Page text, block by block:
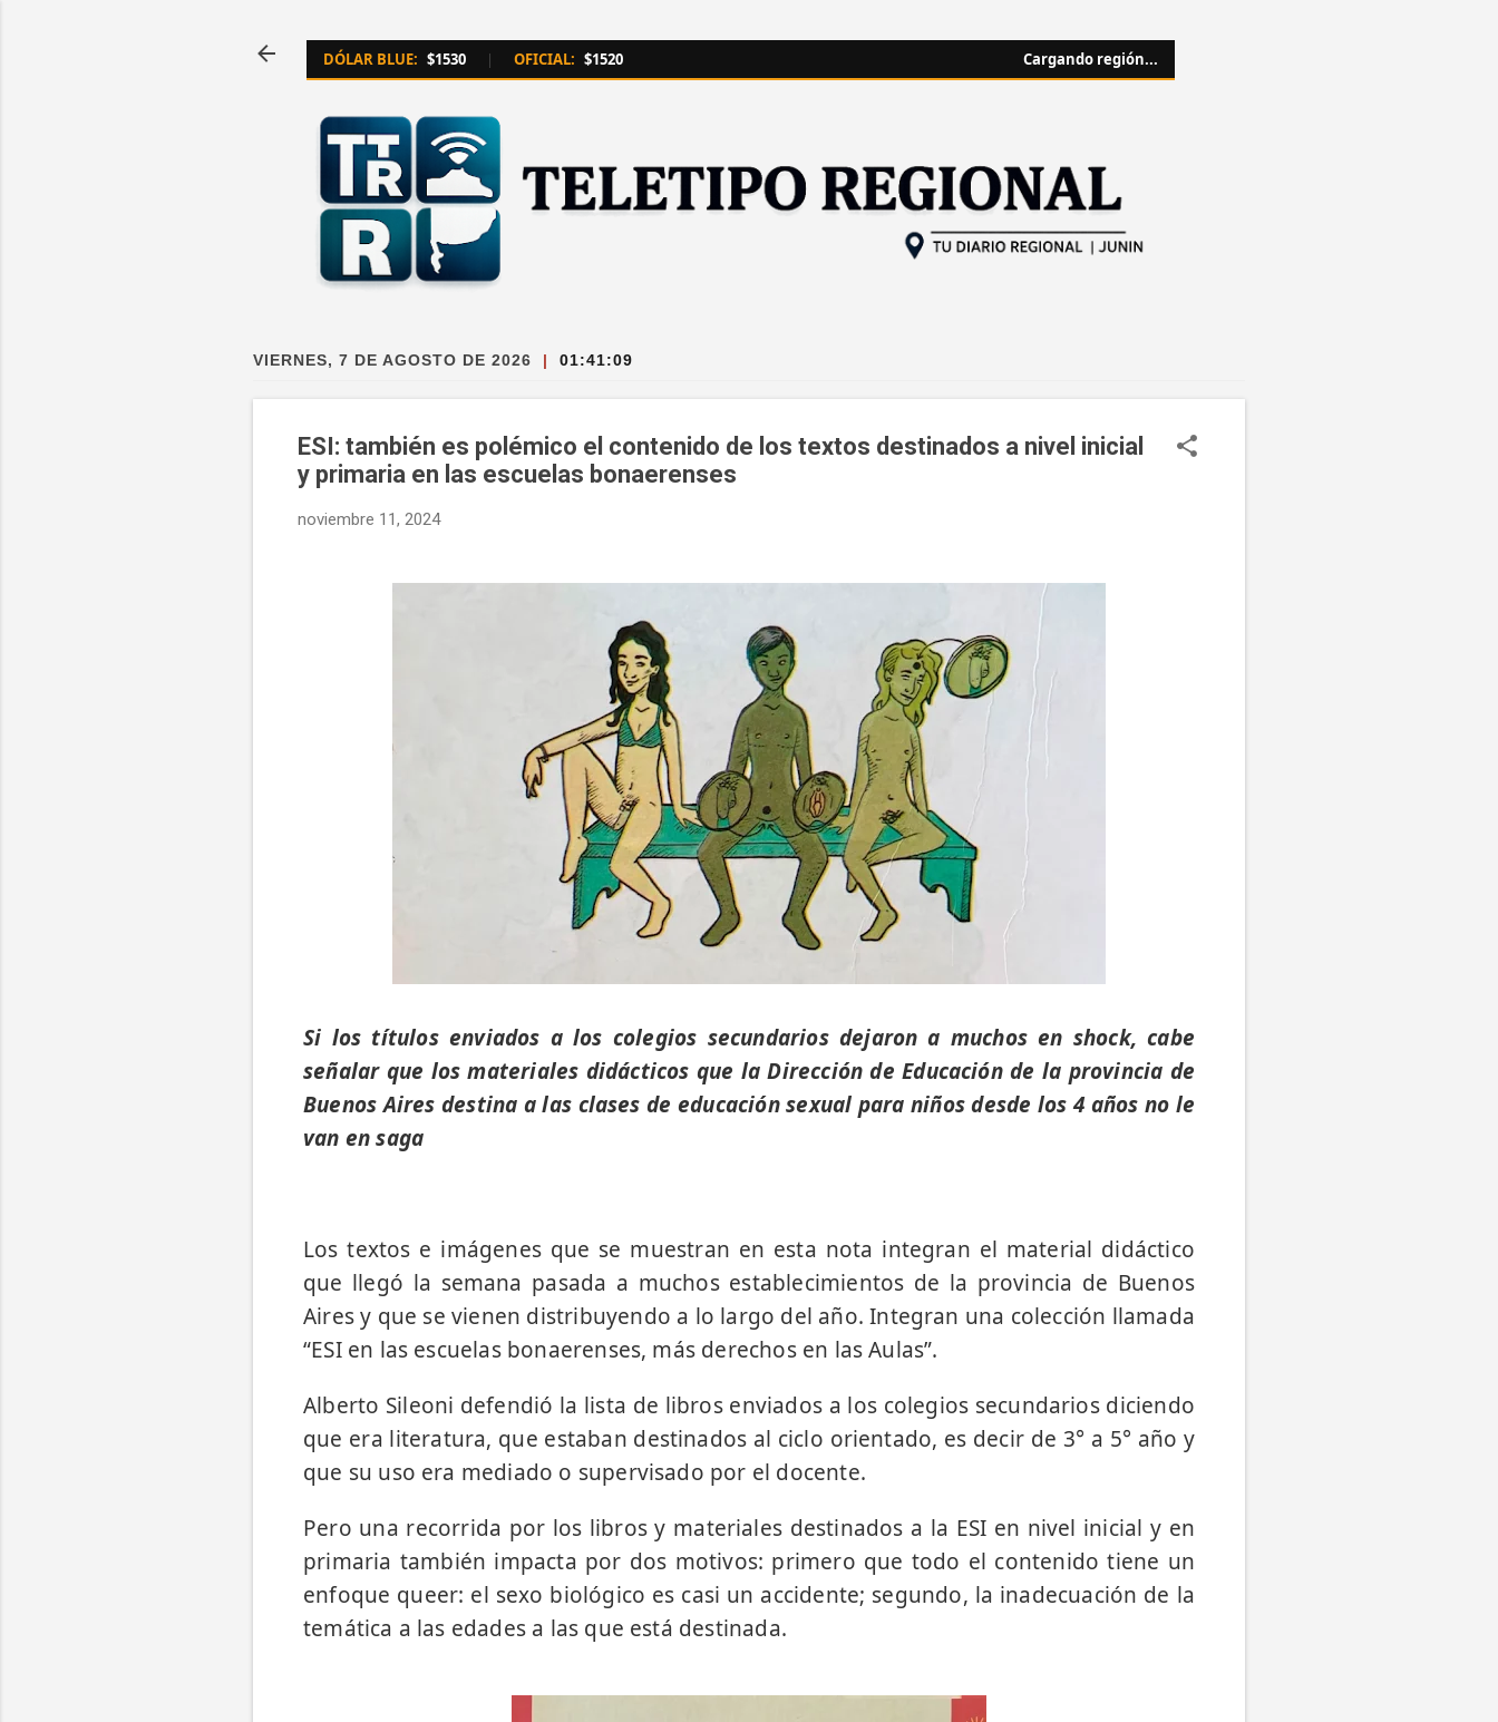
DÓLAR BLUE: $1530 | OFICIAL: $1520 Cargando región...
VIERNES, 7 DE AGOSTO DE 2026 | 01:41:10
ESI: también es polémico el contenido de los textos destinados a nivel inicial
y primaria en las escuelas bonaerenses
noviembre 11, 2024
Si los títulos enviados a los colegios secundarios dejaron a muchos en shock, cabe
señalar que los materiales didácticos que la Dirección de Educación de la provincia de
Buenos Aires destina a las clases de educación sexual para niños desde los 4 años no le
van en saga
Los textos e imágenes que se muestran en esta nota integran el material didáctico
que llegó la semana pasada a muchos establecimientos de la provincia de Buenos
Aires y que se vienen distribuyendo a lo largo del año. Integran una colección llamada
“ESI en las escuelas bonaerenses, más derechos en las Aulas”.
Alberto Sileoni defendió la lista de libros enviados a los colegios secundarios diciendo
que era literatura, que estaban destinados al ciclo orientado, es decir de 3° a 5° año y
que su uso era mediado o supervisado por el docente.
Pero una recorrida por los libros y materiales destinados a la ESI en nivel inicial y en
primaria también impacta por dos motivos: primero que todo el contenido tiene un
enfoque queer: el sexo biológico es casi un accidente; segundo, la inadecuación de la
temática a las edades a las que está destinada.